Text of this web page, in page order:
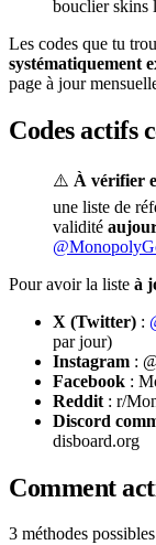
bouclier skins
Les codes que tu
systématiquement
page à jour
Codes actifs
⚠️ À vérifier
une liste de
validité
Pour avoir la liste à
X (Twitter) :
par jour)
Instagram :
Facebook :
Reddit : r/
Discord
disboard.org
Comment
3 méthodes